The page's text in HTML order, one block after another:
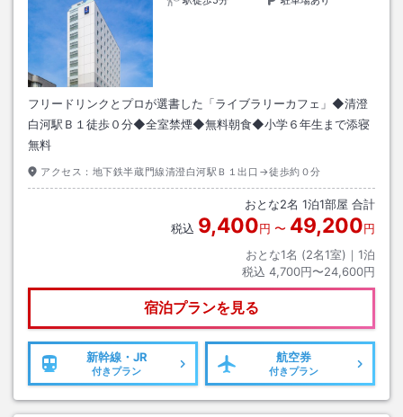
フリードリンクとプロが選書した「ライブラリーカフェ」◆清澄
白河駅Ｂ１徒歩０分◆全室禁煙◆無料朝食◆小学６年生まで添寝
無料
アクセス： 地下鉄半蔵門線清澄白河駅Ｂ１出口→徒歩約０分
おとな2名 1泊1部屋 合計
税込 9,400円 〜 49,200円
おとな1名 (2名1室)｜ 1泊
税込 4,700円〜24,600円
宿泊プランを見る
新幹線・JR
付きプラン
航空券
付きプラン